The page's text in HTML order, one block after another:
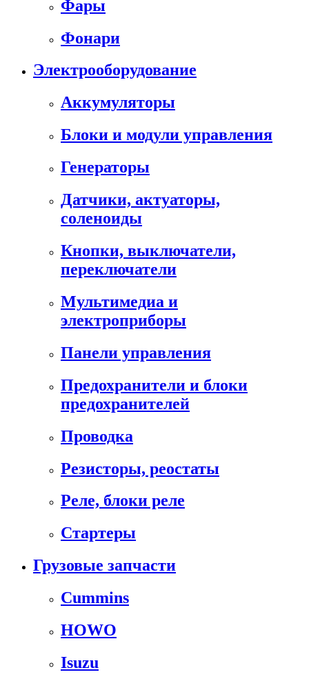
Фары
Фонари
Электрооборудование
Аккумуляторы
Блоки и модули управления
Генераторы
Датчики, актуаторы,
соленоиды
Кнопки, выключатели,
переключатели
Мультимедиа и
электроприборы
Панели управления
Предохранители и блоки
предохранителей
Проводка
Резисторы, реостаты
Реле, блоки реле
Стартеры
Грузовые запчасти
Cummins
HOWO
Isuzu